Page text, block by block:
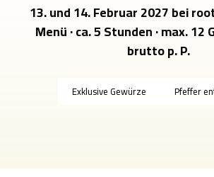
13. und 14. Februar 2027 bei
Menü · ca. 5 Stunden · max. 12
brutto p. P.
Exklusive Gewürze Pfeffer